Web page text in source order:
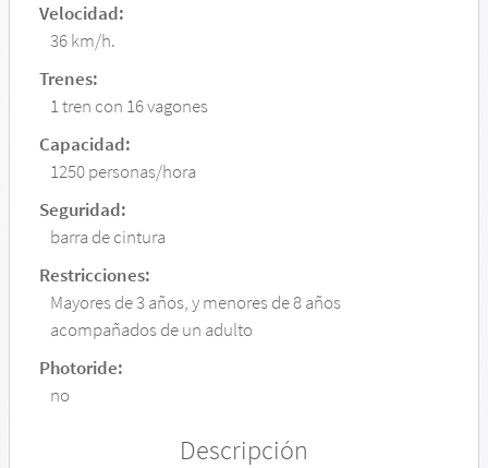
Velocidad:
36 km/h.
Trenes:
1 tren con 16 vagones
Capacidad:
1250 personas/hora
Seguridad:
barra de cintura
Restricciones:
Mayores de 3 años, y menores de 8 años
acompañados de un adulto
Photoride:
no
Descripción